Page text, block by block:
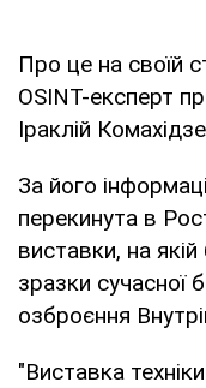
Про це на своїй
OSINT-експерт
Іраклій
За його
перекинута в
виставки, на
зразки сучасної
озброєння
"Виставка